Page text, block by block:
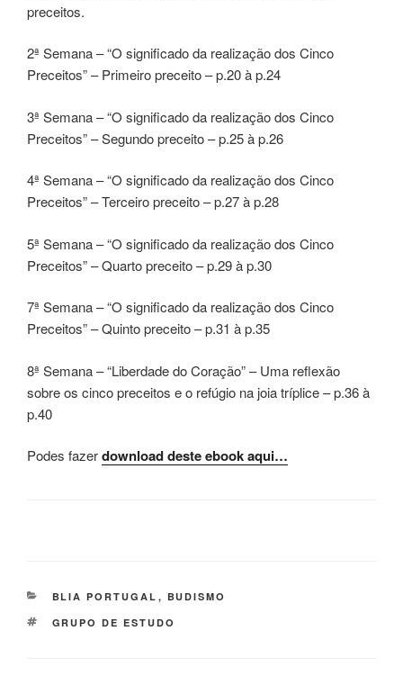
preceitos.
2ª Semana – “O significado da realização dos Cinco
Preceitos” – Primeiro preceito – p.20 à p.24
3ª Semana – “O significado da realização dos Cinco
Preceitos” – Segundo preceito – p.25 à p.26
4ª Semana – “O significado da realização dos Cinco
Preceitos” – Terceiro preceito – p.27 à p.28
5ª Semana – “O significado da realização dos Cinco
Preceitos” – Quarto preceito – p.29 à p.30
7ª Semana – “O significado da realização dos Cinco
Preceitos” – Quinto preceito – p.31 à p.35
8ª Semana – “Liberdade do Coração” – Uma reflexão
sobre os cinco preceitos e o refúgio na joia tríplice – p.36 à
p.40
Podes fazerdownload deste ebook aqui…
BLIA PORTUGAL , BUDISMO
GRUPO DE ESTUDO